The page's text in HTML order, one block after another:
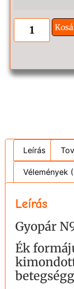
Leírás
Vélemények
Leírás
Gyopár
Ék